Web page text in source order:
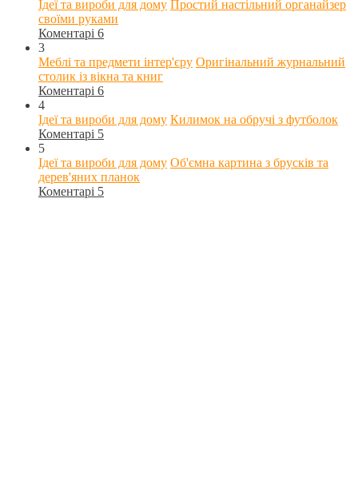
Ідеї та вироби для дому Простий настільний органайзер
своїми руками
Коментарі 6
3
Меблі та предмети інтер'єру Оригінальний журнальний
столик із вікна та книг
Коментарі 6
4
Ідеї та вироби для дому Килимок на обручі з футболок
Коментарі 5
5
Ідеї та вироби для дому Об'ємна картина з брусків та
дерев'яних планок
Коментарі 5